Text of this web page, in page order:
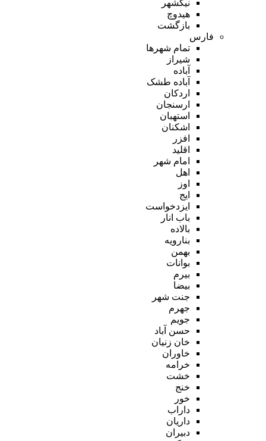
نیکشهر
هیدوچ
بازگشت
فارس
تمام شهر‌ها
شیراز
آباده
آباده طشک
اردکان
ارسنجان
استهبان
اشکنان
افزر
اقلید
امام شهر
اهل
اوز
ایج
ایزدخواست
باب انار
بالاده
بنارویه
بهمن
بوانات
بیرم
بیضا
جنت شهر
جهرم
جویم
حسن آباد
خان زنیان
خاوران
خرامه
خشت
خنج
خور
داراب
داریان
دبیران